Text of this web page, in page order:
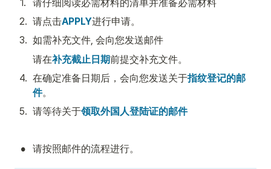
1.
请仔细阅读必需材料的清单并准备必需材料
2. 请点击APPLY进行申请。
3. 如需补充文件, 会向您发送邮件
请在补充截止日期前提交补充文件。
4. 在确定准备日期后，会向您发送关于指纹登记的邮
件。
5. 请等待关于领取外国人登陆证的邮件
• 请按照邮件的流程进行。